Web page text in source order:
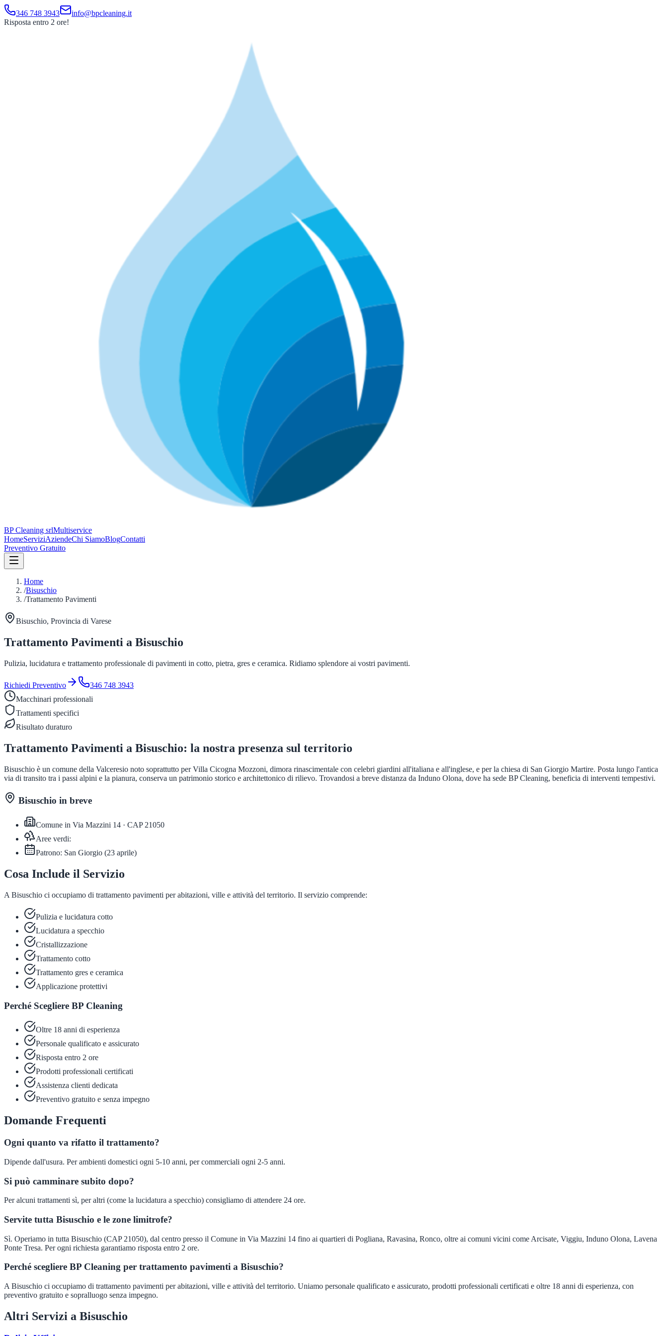
346 748 3943
info@bpcleaning.it
Risposta entro 2 ore!
BP Cleaning srlMultiservice
HomeServiziAziendeChi SiamoBlogContatti
Preventivo Gratuito
Home
/Bisuschio
/Trattamento Pavimenti
Bisuschio, Provincia di Varese
Trattamento Pavimenti a Bisuschio
Pulizia, lucidatura e trattamento professionale di pavimenti in cotto, pietra, gres e ceramica. Ridiamo splendore ai vostri pavimenti.
Richiedi Preventivo
346 748 3943
Macchinari professionali
Trattamenti specifici
Risultato duraturo
Trattamento Pavimenti a Bisuschio: la nostra presenza sul territorio
Bisuschio è un comune della Valceresio noto soprattutto per Villa Cicogna Mozzoni, dimora rinascimentale con celebri giardini all'italiana e all'inglese, e per la chiesa di San Giorgio Martire. Posta lungo l'antica
via di transito tra i passi alpini e la pianura, conserva un patrimonio storico e architettonico di rilievo. Trovandosi a breve distanza da Induno Olona, dove ha sede BP Cleaning, beneficia di interventi tempestivi.
Bisuschio in breve
Comune in Via Mazzini 14 · CAP 21050
Aree verdi:
Patrono: San Giorgio (23 aprile)
Cosa Include il Servizio
A Bisuschio ci occupiamo di trattamento pavimenti per abitazioni, ville e attività del territorio. Il servizio comprende:
Pulizia e lucidatura cotto
Lucidatura a specchio
Cristallizzazione
Trattamento cotto
Trattamento gres e ceramica
Applicazione protettivi
Perché Scegliere BP Cleaning
Oltre 18 anni di esperienza
Personale qualificato e assicurato
Risposta entro 2 ore
Prodotti professionali certificati
Assistenza clienti dedicata
Preventivo gratuito e senza impegno
Domande Frequenti
Ogni quanto va rifatto il trattamento?
Dipende dall'usura. Per ambienti domestici ogni 5-10 anni, per commerciali ogni 2-5 anni.
Si può camminare subito dopo?
Per alcuni trattamenti sì, per altri (come la lucidatura a specchio) consigliamo di attendere 24 ore.
Servite tutta Bisuschio e le zone limitrofe?
Sì. Operiamo in tutta Bisuschio (CAP 21050), dal centro presso il Comune in Via Mazzini 14 fino ai quartieri di Pogliana, Ravasina, Ronco, oltre ai comuni vicini come Arcisate, Viggiu, Induno Olona, Lavena
Ponte Tresa. Per ogni richiesta garantiamo risposta entro 2 ore.
Perché scegliere BP Cleaning per trattamento pavimenti a Bisuschio?
A Bisuschio ci occupiamo di trattamento pavimenti per abitazioni, ville e attività del territorio. Uniamo personale qualificato e assicurato, prodotti professionali certificati e oltre 18 anni di esperienza, con
preventivo gratuito e sopralluogo senza impegno.
Altri Servizi a Bisuschio